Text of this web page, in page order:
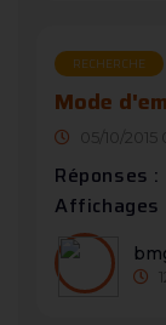
RECHERCHE
Mode
05/10/2015
Réponses :